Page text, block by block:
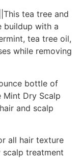
This tea tree and
buildup with a
tea tree oil,
while removing
bottle of
Mint Dry Scalp
and scalp
all hair texture
scalp treatment